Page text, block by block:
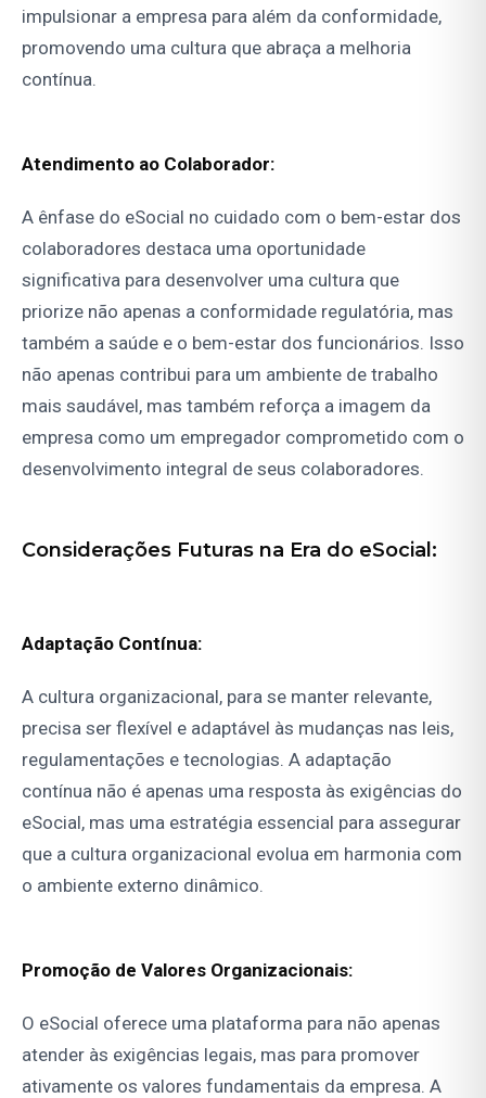
impulsionar a empresa para além da conformidade,
promovendo uma cultura que abraça a melhoria
contínua.
Atendimento ao Colaborador:
A ênfase do eSocial no cuidado com o bem-estar dos
colaboradores destaca uma oportunidade
significativa para desenvolver uma cultura que
priorize não apenas a conformidade regulatória, mas
também a saúde e o bem-estar dos funcionários. Isso
não apenas contribui para um ambiente de trabalho
mais saudável, mas também reforça a imagem da
empresa como um empregador comprometido com o
desenvolvimento integral de seus colaboradores.
Considerações Futuras na Era do eSocial:
Adaptação Contínua:
A cultura organizacional, para se manter relevante,
precisa ser flexível e adaptável às mudanças nas leis,
regulamentações e tecnologias. A adaptação
contínua não é apenas uma resposta às exigências do
eSocial, mas uma estratégia essencial para assegurar
que a cultura organizacional evolua em harmonia com
o ambiente externo dinâmico.
Promoção de Valores Organizacionais:
O eSocial oferece uma plataforma para não apenas
atender às exigências legais, mas para promover
ativamente os valores fundamentais da empresa. A